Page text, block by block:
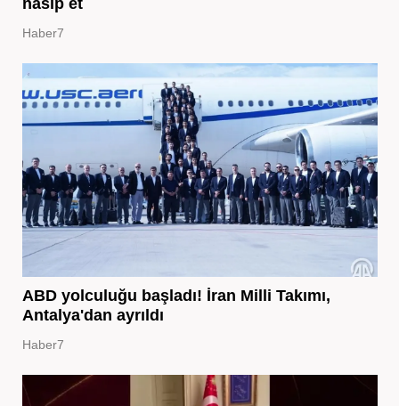
Haber7
ABD yolculuğu başladı! İran Milli Takımı,
Antalya'dan ayrıldı
Haber7